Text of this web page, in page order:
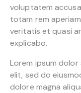
voluptatem
totam rem
veritatis et quasi
explicabo.
Lorem ipsum
elit, sed do
dolore magna